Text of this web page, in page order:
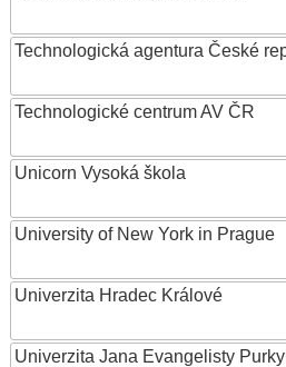
Technologická agentura České
Technologické centrum AV ČR
Unicorn Vysoká škola
University of New York in Prague
Univerzita Hradec Králové
Univerzita Jana Evangelisty